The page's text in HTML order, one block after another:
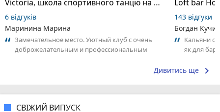
Victoria, школа спортивного танцю на пілоні
6 відгуків
Маринина Марина
Замечательное место. Уютный клуб с очень
доброжелательным и профессиональным
Loft bar
143 відгуки
Богдан
Кальяни
як для
Дивитись ще keyboard_arrow_right
СВІЖИЙ ВИПУСК